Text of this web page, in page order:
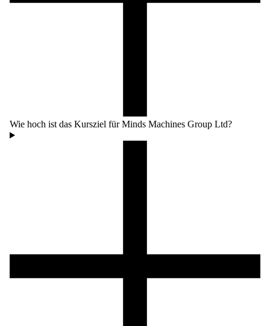
Wie hoch ist das Kursziel für Minds Machines Group Ltd?